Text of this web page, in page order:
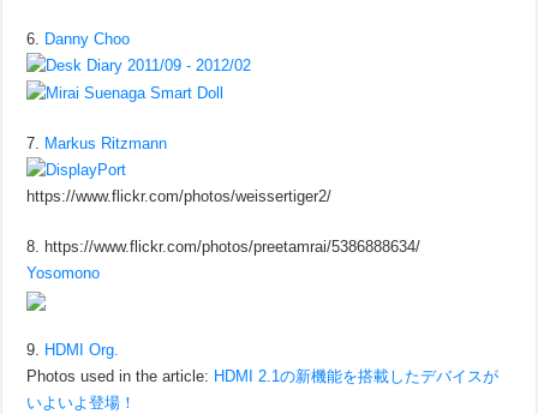
6. Danny Choo
7. Markus Ritzmann
https://www.flickr.com/photos/weissertiger2/
8. https://www.flickr.com/photos/preetamrai/5386888634/
Yosomono
9. HDMI Org.
Photos used in the article: HDMI 2.1の新機能を搭載したデバイスが
いよいよ登場！